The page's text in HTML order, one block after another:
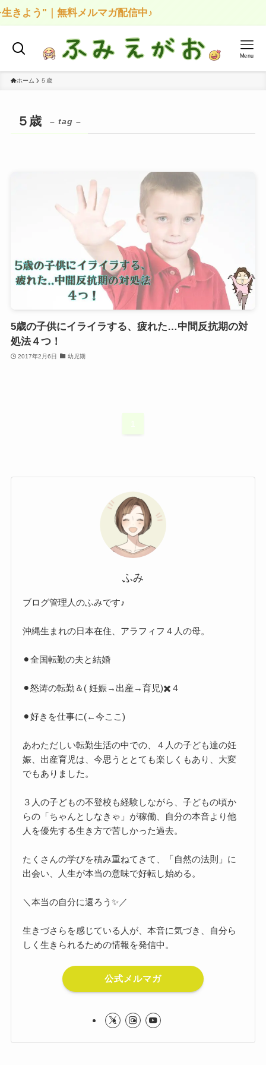
きよう"｜無料メルマガ配信中♪
Menu
ホーム ５歳
５歳 – tag –
5歳の子供にイライラする、疲れた…中間反抗期の対
処法４つ！
2017年2月6日 幼児期
ふみ
ブログ管理人のふみです♪
沖縄生まれの日本在住、アラフィフ４人の母。
⚫︎全国転勤の夫と結婚
⚫︎怒涛の転勤＆( 妊娠→出産→育児)✖️４
⚫︎好きを仕事に(←今ここ)
あわただしい転勤生活の中での、４人の子ども達の妊
娠、出産育児は、今思うととても楽しくもあり、大変
でもありました。
３人の子どもの不登校も経験しながら、子どもの頃か
らの「ちゃんとしなきゃ」が稼働、自分の本音より他
人を優先する生き方で苦しかった過去。
たくさんの学びを積み重ねてきて、「自然の法則」に
出会い、人生が本当の意味で好転し始める。
＼本当の自分に還ろう✨／
生きづさらを感じている人が、本音に気づき、自分ら
しく生きられるための情報を発信中。
公式メルマガ